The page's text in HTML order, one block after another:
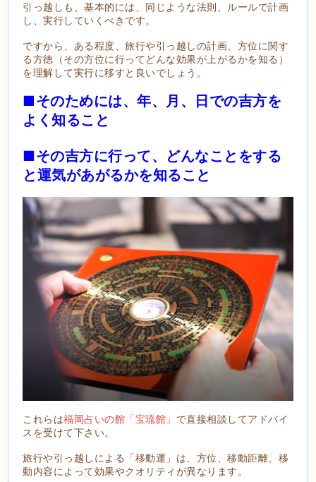
引っ越しも、基本的には、同じような法則、ルールで計画
し、実行していくべきです。
ですから、ある程度、旅行や引っ越しの計画、方位に関す
る方徳（その方位に行ってどんな効果が上がるかを知る）
を理解して実行に移すと良いでしょう。
■そのためには、年、月、日での吉方を
よく知ること
■その吉方に行って、どんなことをする
と運気があがるかを知ること
これらは福岡占いの館「宝琉館」 で直接相談してアドバイ
スを受けて下さい。
旅行や引っ越しによる「移動運」は、方位、移動距離、移
動内容によって効果やクオリティが異なります。